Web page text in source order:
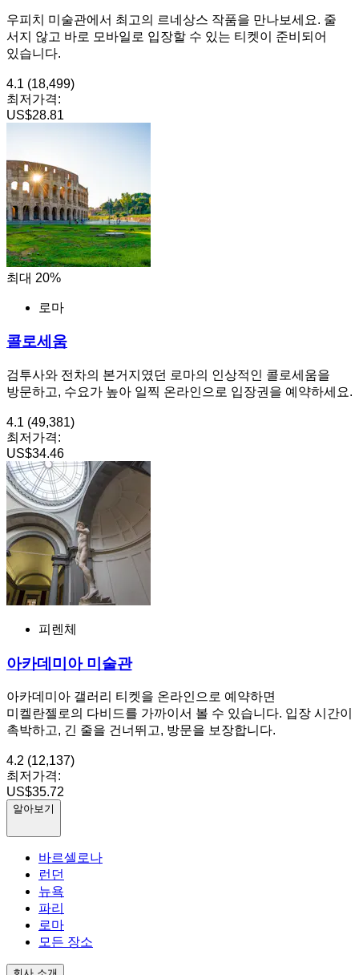
우피치 미술관에서 최고의 르네상스 작품을 만나보세요. 줄
서지 않고 바로 모바일로 입장할 수 있는 티켓이 준비되어
있습니다.
4.1 (18,499)
최저가격:
US$28.81
최대 20%
로마
콜로세움
검투사와 전차의 본거지였던 로마의 인상적인 콜로세움을
방문하고, 수요가 높아 일찍 온라인으로 입장권을 예약하세요.
4.1 (49,381)
최저가격:
US$34.46
피렌체
아카데미아 미술관
아카데미아 갤러리 티켓을 온라인으로 예약하면
미켈란젤로의 다비드를 가까이서 볼 수 있습니다. 입장 시간이
촉박하고, 긴 줄을 건너뛰고, 방문을 보장합니다.
4.2 (12,137)
최저가격:
US$35.72
알아보기
바르셀로나
런던
뉴욕
파리
로마
모든 장소